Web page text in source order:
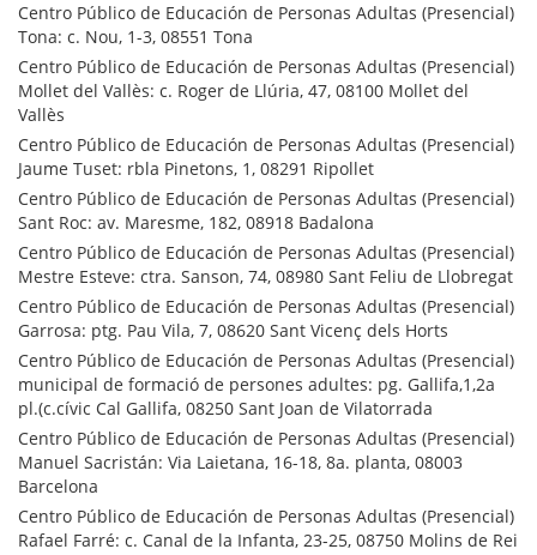
Centro Público de Educación de Personas Adultas (Presencial)
Tona: c. Nou, 1-3, 08551 Tona
Centro Público de Educación de Personas Adultas (Presencial)
Mollet del Vallès: c. Roger de Llúria, 47, 08100 Mollet del
Vallès
Centro Público de Educación de Personas Adultas (Presencial)
Jaume Tuset: rbla Pinetons, 1, 08291 Ripollet
Centro Público de Educación de Personas Adultas (Presencial)
Sant Roc: av. Maresme, 182, 08918 Badalona
Centro Público de Educación de Personas Adultas (Presencial)
Mestre Esteve: ctra. Sanson, 74, 08980 Sant Feliu de Llobregat
Centro Público de Educación de Personas Adultas (Presencial)
Garrosa: ptg. Pau Vila, 7, 08620 Sant Vicenç dels Horts
Centro Público de Educación de Personas Adultas (Presencial)
municipal de formació de persones adultes: pg. Gallifa,1,2a
pl.(c.cívic Cal Gallifa, 08250 Sant Joan de Vilatorrada
Centro Público de Educación de Personas Adultas (Presencial)
Manuel Sacristán: Via Laietana, 16-18, 8a. planta, 08003
Barcelona
Centro Público de Educación de Personas Adultas (Presencial)
Rafael Farré: c. Canal de la Infanta, 23-25, 08750 Molins de Rei